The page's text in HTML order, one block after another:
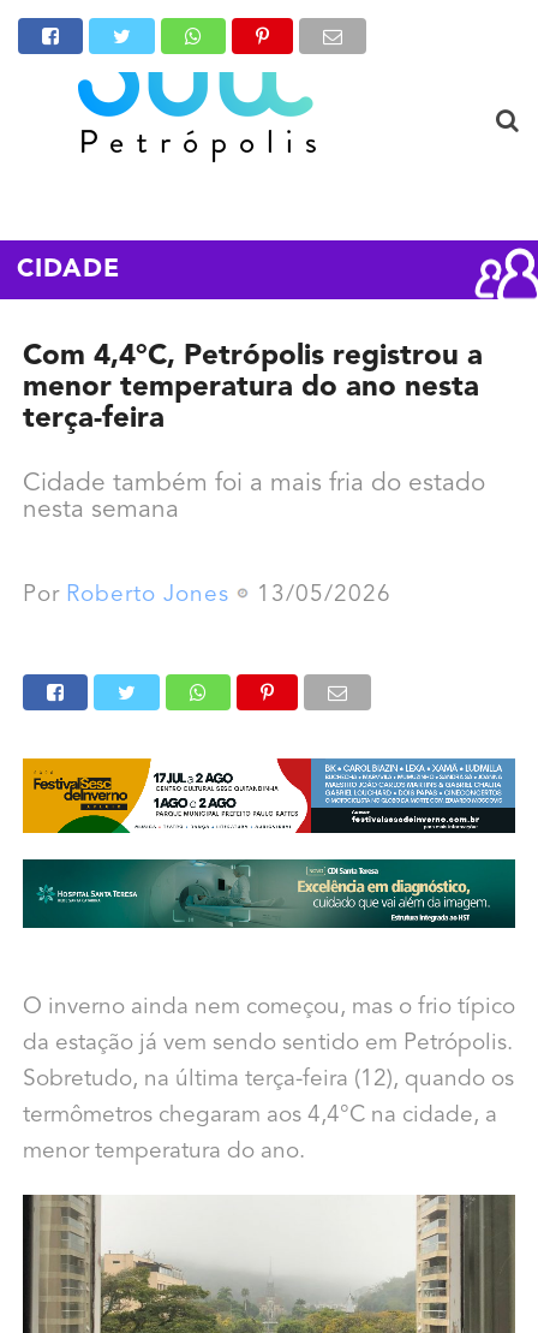
CIDADE
Com 4,4°C, Petrópolis registrou a
menor temperatura do ano nesta
terça-feira
Cidade também foi a mais fria do estado
nesta semana
Por Roberto Jones 13/05/2026
O inverno ainda nem começou, mas o frio típico
da estação já vem sendo sentido em Petrópolis.
Sobretudo, na última terça-feira (12), quando os
termômetros chegaram aos 4,4°C na cidade, a
menor temperatura do ano.